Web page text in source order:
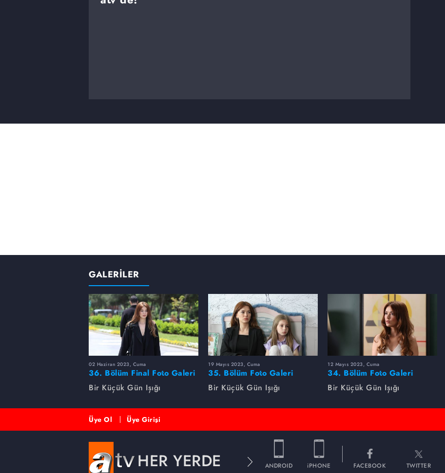
GALERİLER
02 Haziran 2023, Cuma
36. Bölüm Final Foto Galeri
Bir Küçük Gün Işığı
19 Mayıs 2023, Cuma
35. Bölüm Foto Galeri
Bir Küçük Gün Işığı
12 Mayıs 2023, Cuma
34. Bölüm Foto Galeri
Bir Küçük Gün Işığı
Üye Ol Üye Girişi
HER YERDE ANDROID iPHONE FACEBOOK TWITTER